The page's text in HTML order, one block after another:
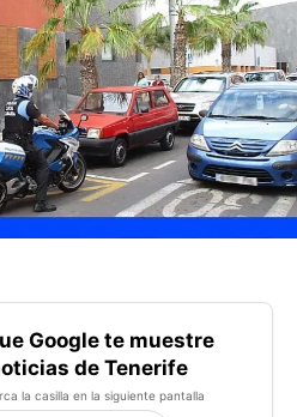
Google te muestre
de Tenerife
la casilla en la siguiente pantalla